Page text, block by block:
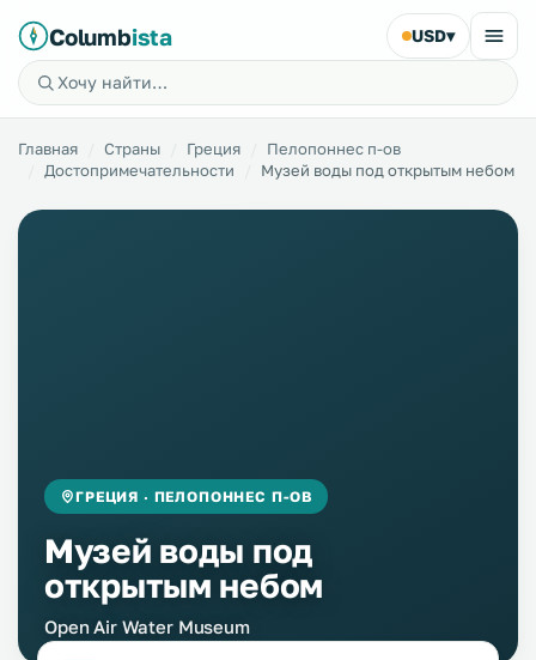
Columbista USD▾
Главная Страны Греция
Пелопоннес п-ов
Достопримечательности
Музей воды под открытым небом
ГРЕЦИЯ · ПЕЛОПОННЕС П-ОВ
Музей воды под
открытым небом
Open Air Water Museum